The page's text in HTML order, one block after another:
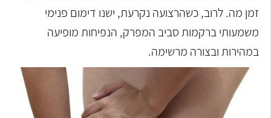
זמן מה. לרוב, כשהרצועה נקרעת, ישנו דימום פנימי
משמעותי ברקמות סביב המפרק, הנפיחות מופיעה
במהירות ובצורה מרשימה.